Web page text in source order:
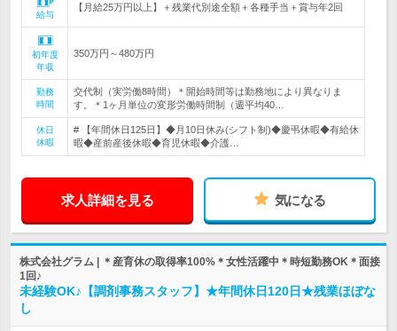
給与
【月給25万円以上】＋残業代別途全額＋各種手当＋賞与年2回
初年度
年収
350万円～480万円
勤務
時間
交代制（実労働8時間）＊開始時間等は勤務地により異なりま
す。＊1ヶ月単位の変形労働時間制（週平均40…
休日
休暇
# 【年間休日125日】◆月10日休み(シフト制)◆慶弔休暇◆有給休
暇◆産前産後休暇◆育児休暇◆介護…
求人詳細を見る 気になる
株式会社グラム | ＊産育休の取得率100%＊女性活躍中＊時短勤務OK＊面接
1回♪
未経験OK♪【調剤事務スタッフ】★年間休日120日★残業ほぼな
し